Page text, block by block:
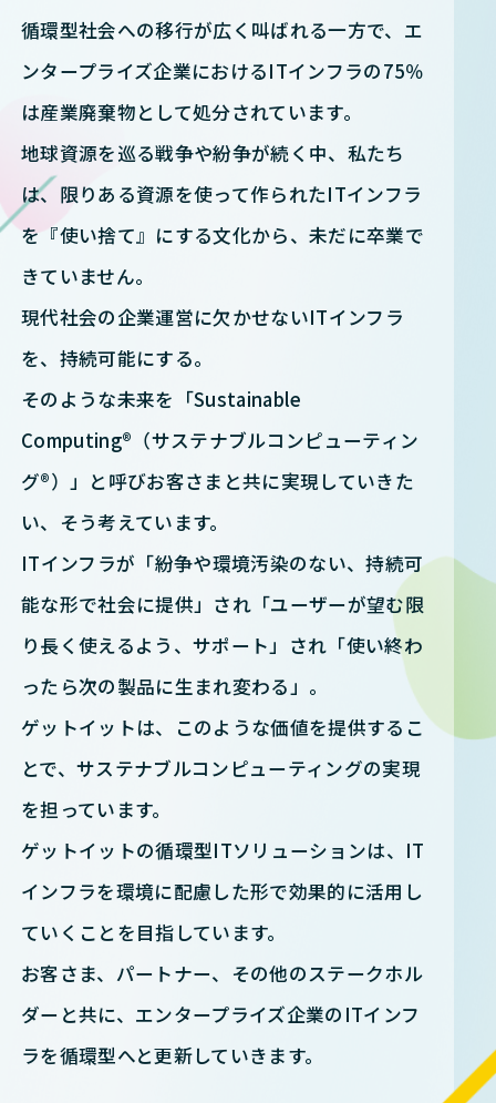
循環型社会への移行が広く叫ばれる一方で、エ
ンタープライズ企業におけるITインフラの75％
は産業廃棄物として処分されています。
地球資源を巡る戦争や紛争が続く中、私たち
は、限りある資源を使って作られたITインフラ
を『使い捨て』にする文化から、未だに卒業で
きていません。
現代社会の企業運営に欠かせないITインフラ
を、持続可能にする。
そのような未来を「Sustainable
Computing®（サステナブルコンピューティン
グ®）」と呼びお客さまと共に実現していきた
い、そう考えています。
ITインフラが「紛争や環境汚染のない、持続可
能な形で社会に提供」され「ユーザーが望む限
り長く使えるよう、サポート」され「使い終わ
ったら次の製品に生まれ変わる」。
ゲットイットは、このような価値を提供するこ
とで、サステナブルコンピューティングの実現
を担っています。
ゲットイットの循環型ITソリューションは、IT
インフラを環境に配慮した形で効果的に活用し
ていくことを目指しています。
お客さま、パートナー、その他のステークホル
ダーと共に、エンタープライズ企業のITインフ
ラを循環型へと更新していきます。